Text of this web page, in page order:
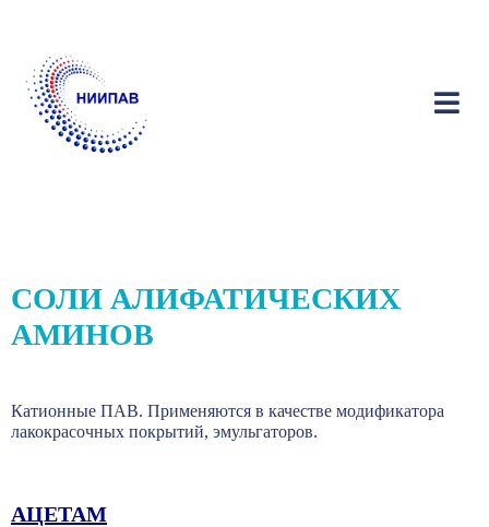
СОЛИ АЛИФАТИЧЕСКИХ
АМИНОВ
Катионные ПАВ. Применяются в качестве модификатора
лакокрасочных покрытий, эмульгаторов.
АЦЕТАМ